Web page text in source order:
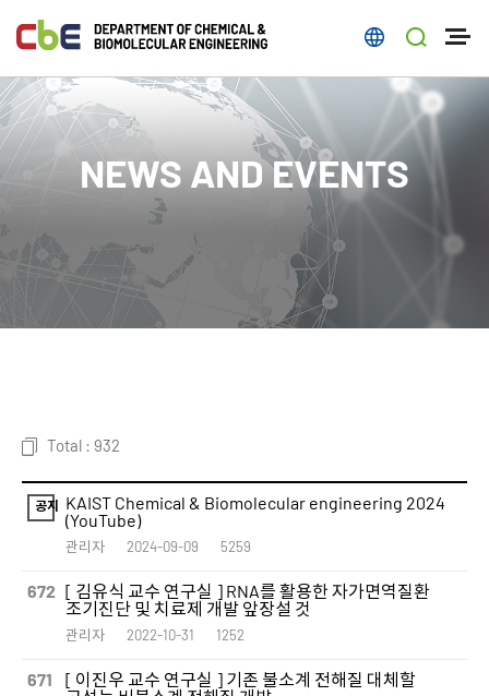
NEWS AND EVENTS
Total : 932
공지
KAIST Chemical & Biomolecular engineering 2024
(YouTube)
관리자 2024-09-09 5259
672 [ 김유식 교수 연구실 ] RNA를 활용한 자가면역질환
조기진단 및 치료제 개발 앞장설 것
관리자 2022-10-31 1252
671
[ 이진우 교수 연구실 ] 기존 불소계 전해질 대체할